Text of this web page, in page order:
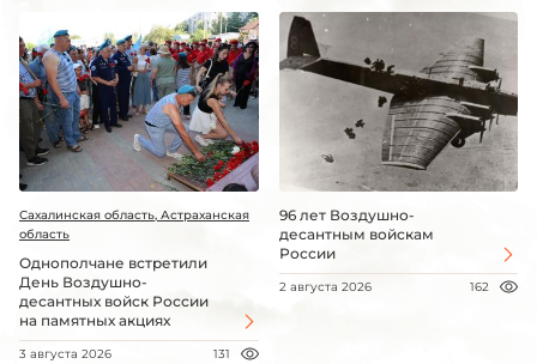
Сахалинская область, Астраханская
область
Однополчане встретили
День Воздушно-
десантных войск России
на памятных акциях
3 августа 2026 131
96 лет Воздушно-
десантным войскам
России
2 августа 2026 162